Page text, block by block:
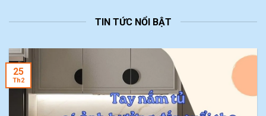
TIN TỨC NỔI BẬT
25
Th2